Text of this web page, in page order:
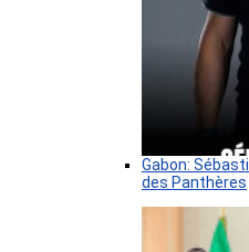
Gabon:
des Panthères